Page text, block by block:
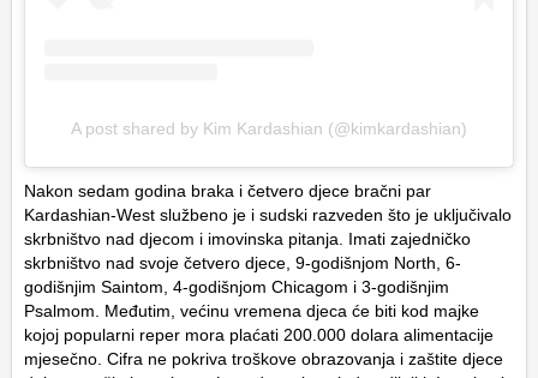
A post shared by Kim Kardashian (@kimkardashian)
Nakon sedam godina braka i četvero djece bračni par
Kardashian-West službeno je i sudski razveden što je uključivalo
skrbništvo nad djecom i imovinska pitanja. Imati zajedničko
skrbništvo nad svoje četvero djece, 9-godišnjom North, 6-
godišnjim Saintom, 4-godišnjom Chicagom i 3-godišnjim
Psalmom. Međutim, većinu vremena djeca će biti kod majke
kojoj popularni reper mora plaćati 200.000 dolara alimentacije
mjesečno. Cifra ne pokriva troškove obrazovanja i zaštite djece